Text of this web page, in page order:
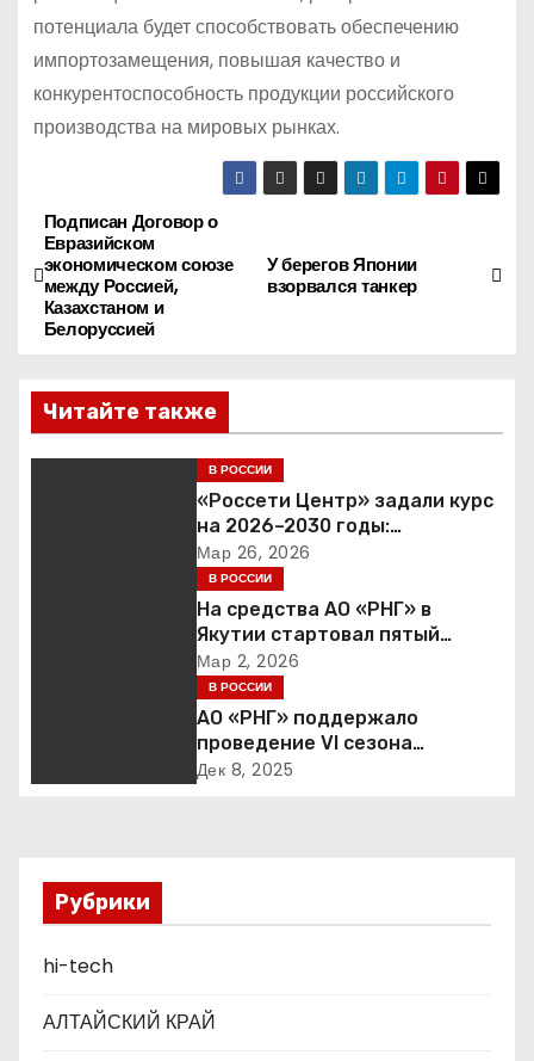
потенциала будет способствовать обеспечению
импортозамещения, повышая качество и
конкурентоспособность продукции российского
производства на мировых рынках.
Н
а
в
и
г
з
п
и
с
я
У берегов Японии
взорвался танкер
Подписан Договор о
Евразийском
экономическом союзе
между Россией,
Казахстаном и
Белоруссией
Читайте также
В РОССИИ
«Россети Центр» задали курс
на 2026–2030 годы:
инвестиции в надежность и
сбалансированная
финансовая политика
Мар 26, 2026
В РОССИИ
На средства АО «РНГ» в
Якутии стартовал пятый
юбилейный конкурс в сфере
образования
Мар 2, 2026
В РОССИИ
АО «РНГ» поддержало
проведение VI сезона
международной детско-
Дек 8, 2025
Рубрики
hi-tech
АЛТАЙСКИЙ КРАЙ